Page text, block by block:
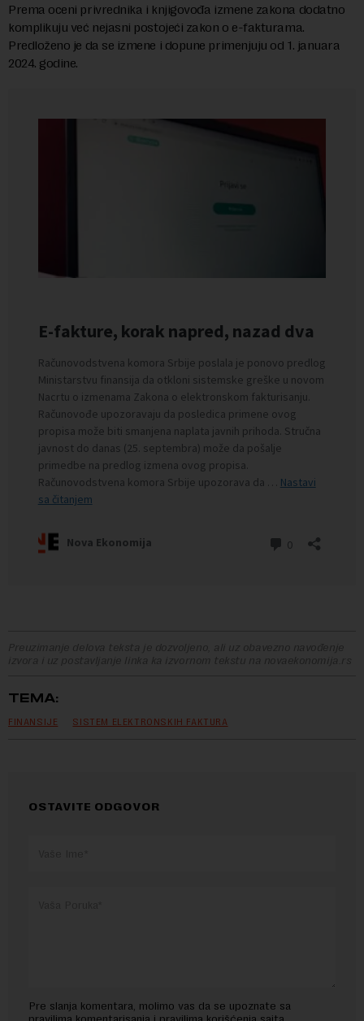
Prema oceni privrednika i knjigovođa izmene zakona dodatno
komplikuju već nejasni postojeći zakon o e-fakturama.
Predloženo je da se izmene i dopune primenjuju od 1. januara
2024. godine.
Preuzimanje delova teksta je dozvoljeno, ali uz obavezno navođenje
izvora i uz postavljanje linka ka izvornom tekstu na novaekonomija.rs
TEMA:
FINANSIJE SISTEM ELEKTRONSKIH FAKTURA
OSTAVITE ODGOVOR
Pre slanja komentara, molimo vas da se upoznate sa